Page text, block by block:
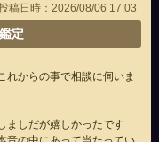
稿日時：2026/08/06 17:03
定
れからの事で相談に伺いま
ましだが嬉しかったです